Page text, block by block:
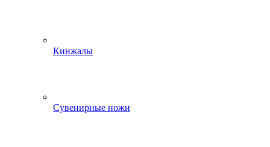
Кинжалы
Сувенирные ножи